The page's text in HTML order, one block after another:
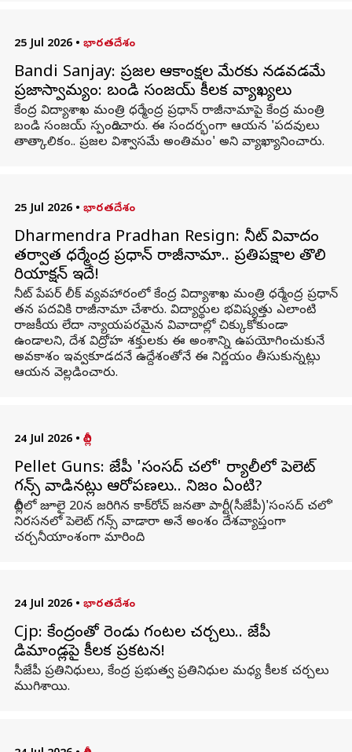
25 Jul 2026 • భారతదేశం
Bandi Sanjay: ప్రజల ఆకాంక్షల మేరకు నడవడమే
ప్రజాస్వామ్యం: బండి సంజయ్‌ కీలక వ్యాఖ్యలు
కేంద్ర విద్యాశాఖ మంత్రి ధర్మేంద్ర ప్రధాన్‌ రాజీనామాపై కేంద్ర మంత్రి
బండి సంజయ్‌ స్పందించారు. ఈ సందర్భంగా ఆయన 'పదవులు
తాత్కాలికం.. ప్రజల విశ్వాసమే అంతిమం' అని వ్యాఖ్యానించారు.
25 Jul 2026 • భారతదేశం
Dharmendra Pradhan Resign: నీట్ వివాదం
తర్వాత ధర్మేంద్ర ప్రధాన్ రాజీనామా.. ప్రతిపక్షాల తొలి
రియాక్షన్ ఇదే!
నీట్ పేపర్ లీక్ వ్యవహారంలో కేంద్ర విద్యాశాఖ మంత్రి ధర్మేంద్ర ప్రధాన్
తన పదవికి రాజీనామా చేశారు. విద్యార్థుల భవిష్యత్తు ఎలాంటి
రాజకీయ లేదా న్యాయపరమైన వివాదాల్లో చిక్కుకోకుండా
ఉండాలని, దేశ విద్రోహ శక్తులకు ఈ అంశాన్ని ఉపయోగించుకునే
అవకాశం ఇవ్వకూడదనే ఉద్దేశంతోనే ఈ నిర్ణయం తీసుకున్నట్లు
ఆయన వెల్లడించారు.
24 Jul 2026 • దిల్లీ
Pellet Guns: సీజేపీ 'సంసద్ చలో' ర్యాలీలో పెలెట్
గన్స్ వాడినట్లు ఆరోపణలు.. నిజం ఏంటి?
దిల్లీలో జూలై 20న జరిగిన కాక్‌రోచ్ జనతా పార్టీ(సీజేపీ)'సంసద్ చలో'
నిరసనలో పెలెట్ గన్స్ వాడారా అనే అంశం దేశవ్యాప్తంగా
చర్చనీయాంశంగా మారింది.
24 Jul 2026 • భారతదేశం
Cjp: కేంద్రంతో రెండు గంటల చర్చలు.. సీజేపీ
డిమాండ్లపై కీలక ప్రకటన!
సీజేపీ ప్రతినిధులు, కేంద్ర ప్రభుత్వ ప్రతినిధుల మధ్య కీలక చర్చలు
ముగిశాయి.